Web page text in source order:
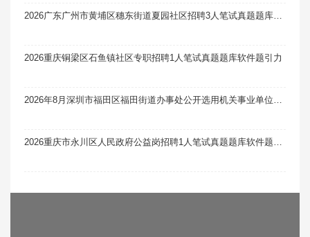
2026重庆铜梁区石鱼镇社区专职招聘1人笔试真题题库软件题引力